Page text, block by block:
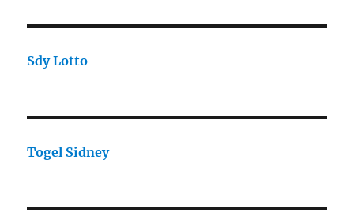
Sdy Lotto
Togel Sidney